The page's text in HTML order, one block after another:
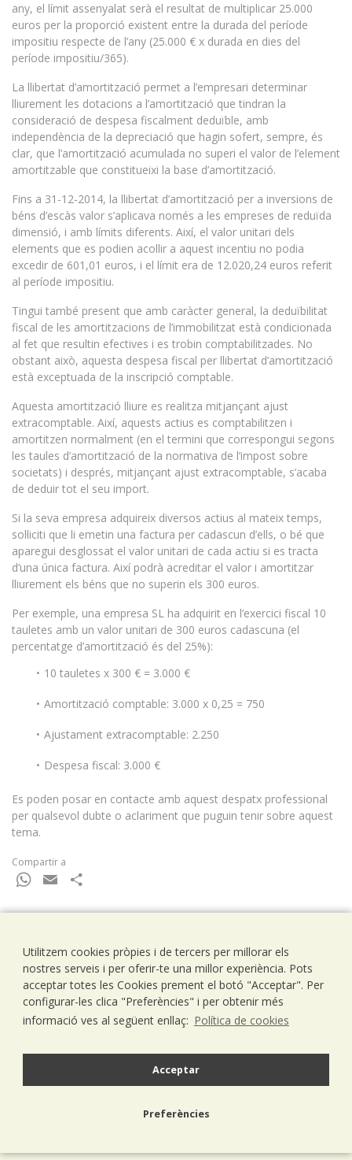
any, el límit assenyalat serà el resultat de multiplicar 25.000
euros per la proporció existent entre la durada del període
impositiu respecte de l’any (25.000 € x durada en dies del
període impositiu/365).
La llibertat d’amortització permet a l’empresari determinar
lliurement les dotacions a l’amortització que tindran la
consideració de despesa fiscalment deduïble, amb
independència de la depreciació que hagin sofert, sempre, és
clar, que l’amortització acumulada no superi el valor de l’element
amortitzable que constitueixi la base d’amortització.
Fins a 31-12-2014, la llibertat d’amortització per a inversions de
béns d’escàs valor s’aplicava només a les empreses de reduïda
dimensió, i amb límits diferents. Així, el valor unitari dels
elements que es podien acollir a aquest incentiu no podia
excedir de 601,01 euros, i el límit era de 12.020,24 euros referit
al període impositiu.
Tingui també present que amb caràcter general, la deduïbilitat
fiscal de les amortitzacions de l’immobilitzat està condicionada
al fet que resultin efectives i es trobin comptabilitzades. No
obstant això, aquesta despesa fiscal per llibertat d’amortització
està exceptuada de la inscripció comptable.
Aquesta amortització lliure es realitza mitjançant ajust
extracomptable. Així, aquests actius es comptabilitzen i
amortitzen normalment (en el termini que correspongui segons
les taules d’amortització de la normativa de l’impost sobre
societats) i després, mitjançant ajust extracomptable, s’acaba
de deduir tot el seu import.
Si la seva empresa adquireix diversos actius al mateix temps,
sol·liciti que li emetin una factura per cadascun d’ells, o bé que
aparegui desglossat el valor unitari de cada actiu si es tracta
d’una única factura. Així podrà acreditar el valor i amortitzar
lliurement els béns que no superin els 300 euros.
Per exemple, una empresa SL ha adquirit en l’exercici fiscal 10
tauletes amb un valor unitari de 300 euros cadascuna (el
percentatge d’amortització és del 25%):
10 tauletes x 300 € = 3.000 €
Amortització comptable: 3.000 x 0,25 = 750
Ajustament extracomptable: 2.250
Despesa fiscal: 3.000 €
Es poden posar en contacte amb aquest despatx professional
per qualsevol dubte o aclariment que puguin tenir sobre aquest
tema.
Compartir a
WhatsApp
Email
Ramells Ramoneda
Assessors - Consultors
C/ Balmes 203, 1º 1ª
08006 Barcelona
T..93 238 79 26
política de privacitat política de cookies
Utilitzem cookies pròpies i de tercers per millorar els
nostres serveis i per oferir-te una millor experiència. Pots
acceptar totes les Cookies prement el botó "Acceptar". Per
configurar-les clica "Preferències" i per obtenir més
informació ves al següent enllaç: Política de cookies
Acceptar
Preferències